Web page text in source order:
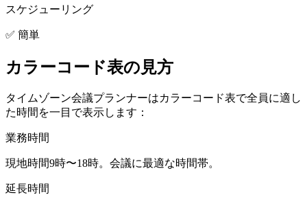
スケジューリング
✅ 簡単
カラーコード表の見方
タイムゾーン会議プランナーはカラーコード表で全員に適し
た時間を一目で表示します：
業務時間
現地時間9時〜18時。会議に最適な時間帯。
延長時間